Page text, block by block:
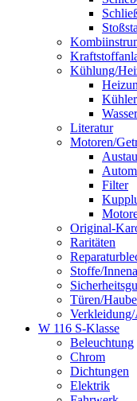
Kühlung/
Kühler
Literatur
Motoren/
Filter
Original-
Raritäten
Stoffe/
Türen/
W 116 S-Klasse
Beleuchtung
Chrom
Dichtungen
Elektrik